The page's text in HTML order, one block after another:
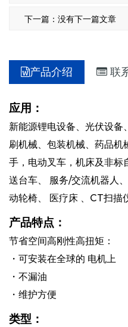
效率的重视使得 MPB 星型
下一篇：没有下一篇文章
产品介绍 联
应用：
新能源锂电设备、光伏设备
刷机械、包装机械、药品
手，电动叉车，机床及非标
送台车、 服务/交流机器人
动轮椅、 医疗床 、CT扫描
产品特点：
节省空间高刚性高扭矩：
・可安装在全球的 电机上
・不漏油
・维护方便
类型：